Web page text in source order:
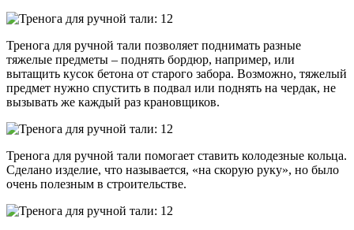
Тренога для ручной тали позволяет поднимать разные
тяжелые предметы – поднять бордюр, например, или
вытащить кусок бетона от старого забора. Возможно, тяжелый
предмет нужно спустить в подвал или поднять на чердак, не
вызывать же каждый раз крановщиков.
Тренога для ручной тали помогает ставить колодезные кольца.
Сделано изделие, что называется, «на скорую руку», но было
очень полезным в строительстве.